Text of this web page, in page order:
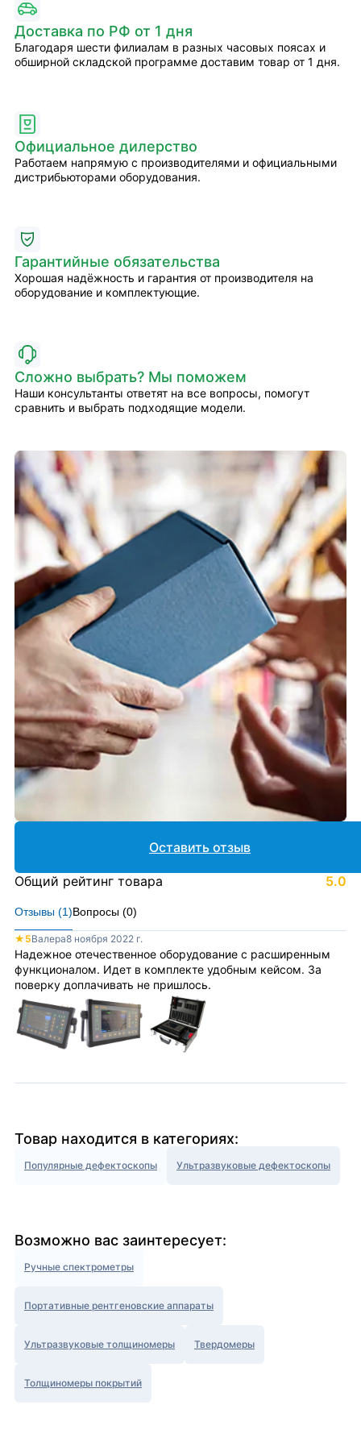
Доставка по РФ от 1 дня
Благодаря шести филиалам в разных часовых поясах и
обширной складской программе доставим товар от 1 дня.
Официальное дилерство
Работаем напрямую с производителями и официальными
дистрибьюторами оборудования.
Гарантийные обязательства
Хорошая надёжность и гарантия от производителя на
оборудование и комплектующие.
Сложно выбрать? Мы поможем
Наши консультанты ответят на все вопросы, помогут
сравнить и выбрать подходящие модели.
Отзывы (1)Вопросы (0)
★ 5Валера8 ноября 2022 г.
Надежное отечественное оборудование с расширенным
функционалом. Идет в комплекте удобным кейсом. За
поверку доплачивать не пришлось.
Оставить отзыв
Общий рейтинг товара 5.0
Товар находится в категориях:
Популярные дефектоскопы Ультразвуковые дефектоскопы
Возможно вас заинтересует:
Ручные спектрометры
Портативные рентгеновские аппараты
Ультразвуковые толщиномеры Твердомеры
Толщиномеры покрытий